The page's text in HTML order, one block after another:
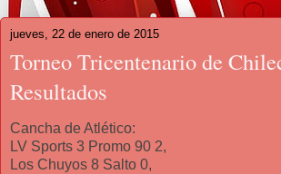
jueves, 22 de enero de 2015
Torneo Tricentenario de
Resultados
Cancha de Atlético:
LV Sports 3 Promo 90 2,
Los Chuyos 8 Salto 0,